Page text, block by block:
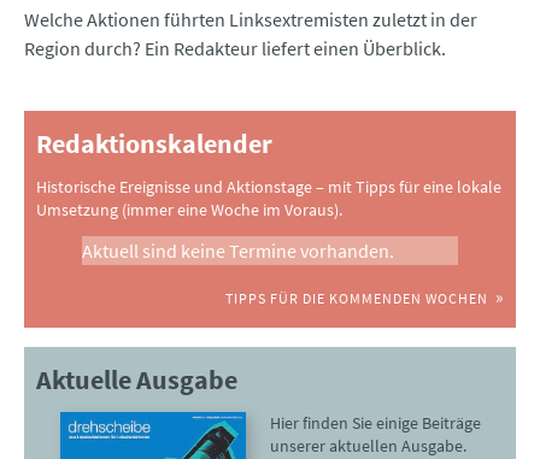
Welche Aktionen führten Linksextremisten zuletzt in der
Region durch? Ein Redakteur liefert einen Überblick.
Redaktionskalender
Historische Ereignisse und Aktionstage – mit Tipps für eine lokale
Umsetzung (immer eine Woche im Voraus).
Aktuell sind keine Termine vorhanden.
TIPPS FÜR DIE KOMMENDEN WOCHEN
Aktuelle Ausgabe
Hier finden Sie einige Beiträge
unserer aktuellen Ausgabe.